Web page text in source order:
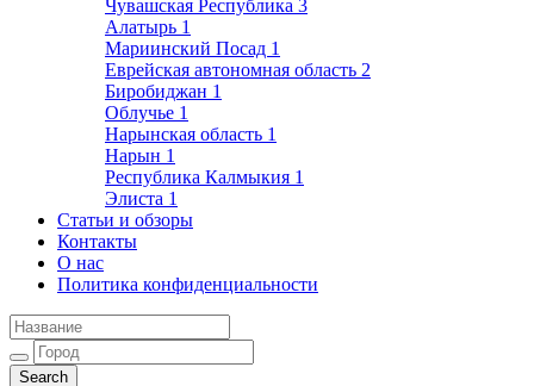
Чувашская Республика 3
Алатырь 1
Мариинский Посад 1
Еврейская автономная область 2
Биробиджан 1
Облучье 1
Нарынская область 1
Нарын 1
Республика Калмыкия 1
Элиста 1
Статьи и обзоры
Контакты
О нас
Политика конфиденциальности